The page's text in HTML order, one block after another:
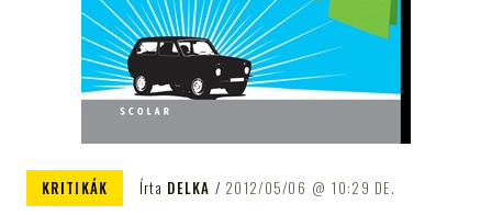
KRITIKÁK Írta DELKA 2012/05/06 10:29 DE.